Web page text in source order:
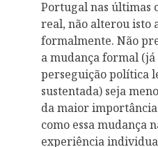
Portugal nas últimas
real, não alterou isto
formalmente. Não
a mudança formal
perseguição política
sustentada) seja
da maior
como essa mudança
experiência